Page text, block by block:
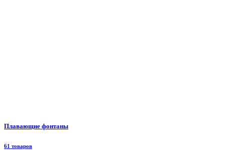
Плавающие фонтаны
61 товаров